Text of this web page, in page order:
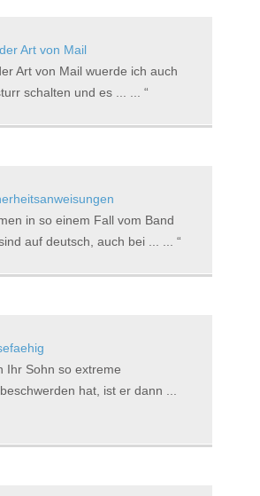
Art von Mail
Art von Mail wuerde ich auch
schalten und es ... ...
in so einem Fall vom Band
auf deutsch, auch bei ... ...
Ihr Sohn so extreme
hat, ist er dann ...